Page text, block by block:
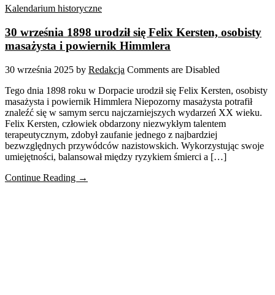
Kalendarium historyczne
30 września 1898 urodził się Felix Kersten, osobisty
masażysta i powiernik Himmlera
30 września 2025 by Redakcja Comments are Disabled
Tego dnia 1898 roku w Dorpacie urodził się Felix Kersten, osobisty
masażysta i powiernik Himmlera Niepozorny masażysta potrafił
znaleźć się w samym sercu najczarniejszych wydarzeń XX wieku.
Felix Kersten, człowiek obdarzony niezwykłym talentem
terapeutycznym, zdobył zaufanie jednego z najbardziej
bezwzględnych przywódców nazistowskich. Wykorzystując swoje
umiejętności, balansował między ryzykiem śmierci a […]
Continue Reading →